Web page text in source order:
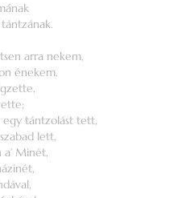
tántzának.
arra nekem,
énekem.
egy tántzolást tett,
lett.
Minét,